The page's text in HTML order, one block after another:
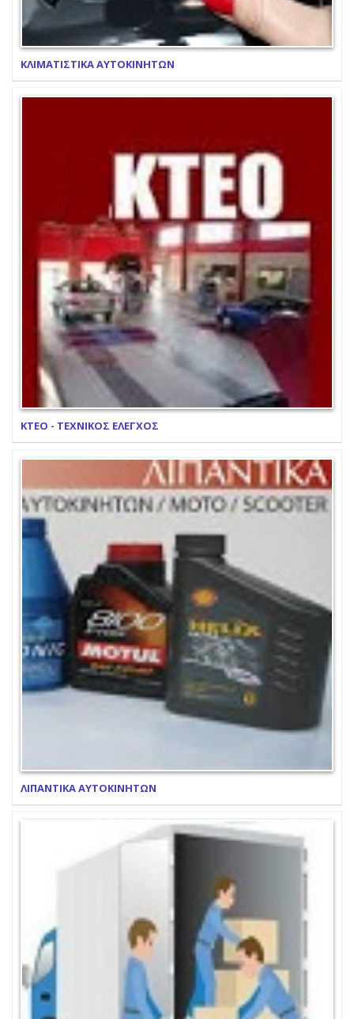
ΚΛΙΜΑΤΙΣΤΙΚΑ ΑΥΤΟΚΙΝΗΤΩΝ
ΚΤΕΟ - ΤΕΧΝΙΚΟΣ ΕΛΕΓΧΟΣ
ΛΙΠΑΝΤΙΚΑ ΑΥΤΟΚΙΝΗΤΩΝ